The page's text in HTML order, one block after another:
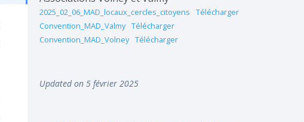
2025_02_06_MAD_locaux_cercles_citoyens
Télécharger
Convention_MAD_Valmy Télécharger
Convention_MAD_Volney Télécharger
Updated on 5 février 2025